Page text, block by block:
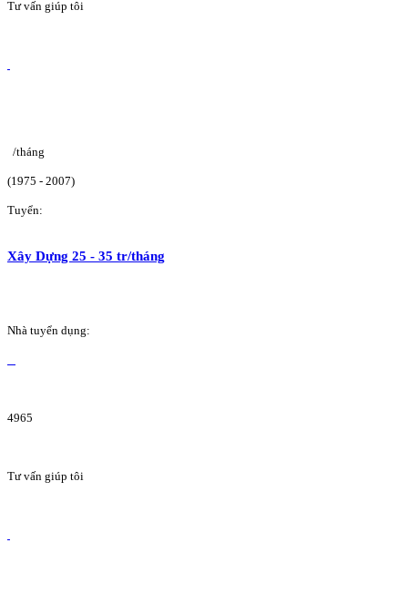
Tư vấn giúp tôi
/tháng
(1975 - 2007)
Tuyển:
Xây Dựng 25 - 35 tr/tháng
Nhà tuyển dụng:
4965
Tư vấn giúp tôi